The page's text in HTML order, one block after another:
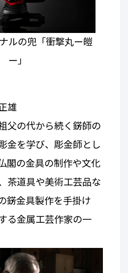
ルの兜「衝撃丸ー皚
ー」
雄
父の代から続く錺師の
金を学び、彫金師とし
閣の金具の制作や文化
茶道具や美術工芸品な
錺金具製作を手掛け
る金属工芸作家の一